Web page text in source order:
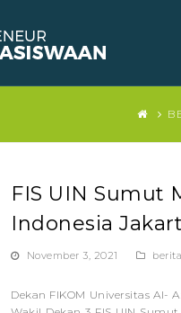
FIS UIN Sumut
Indonesia
November 3, 2021
Dekan FIKOM Universitas Al-